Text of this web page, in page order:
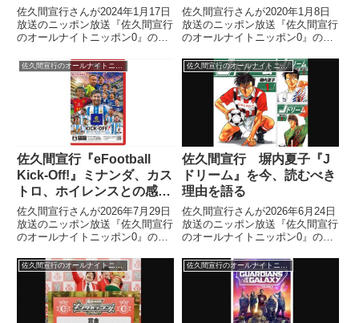
佐久間宣行さんが2024年1月17日
放送のニッポン放送『佐久間宣行
のオールナイトニッポン0』の中
結婚を祝福していました。
佐久間宣行さんが2020年1月8日
放送のニッポン放送『佐久間宣行
のオールナイトニッポン0』の中
いた件についてトーク。その運転
免許の失効講習を受けた際の模様
について話していました。（佐久
間宣行）それともう1個、年...
佐久間宣行『eFootball
Kick-Off!』ミナンダ、カス
トロ、ホイレンスとの感動
の再会を語る
佐久間宣行さんが2026年7月29日
放送のニッポン放送『佐久間宣行
のオールナイトニッポン0』の中
Nintendo Switch2『eFootball
Kick-Off!』を紹介。かつてのウイ
イレ・マスターリーグの初期メ
ン、ミナンダ、カストロ、ホイレ
ンス、バーチャットらとの感動の
佐久間宣行のオールナイトニッポン0
佐久間宣行 塀内夏子『J
ドリーム』を今、読むべき
理由を語る
佐久間宣行さんが2026年6月24日
放送のニッポン放送『佐久間宣行
のオールナイトニッポン0』の中
子さんの漫画『Jドリーム』を紹
介していました。
佐久間宣行のオールナイトニッポン0 佐久間宣行のオールナイトニッポン0